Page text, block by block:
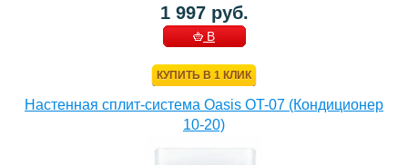
1 997 руб.
В
КУПИТЬ В 1 КЛИК
Настенная сплит-система Oasis OT-07 (Кондиционер
10-20)